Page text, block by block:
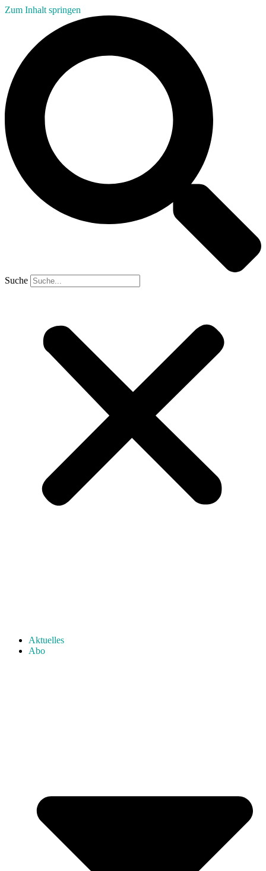
Zum Inhalt springen
Suche
Aktuelles
Abo